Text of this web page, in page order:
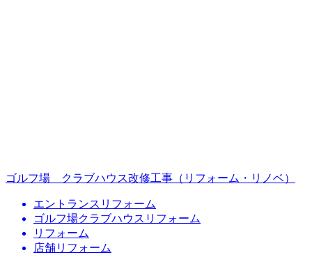
ゴルフ場 クラブハウス改修工事（リフォーム・リノベ）
エントランスリフォーム
ゴルフ場クラブハウスリフォーム
リフォーム
店舗リフォーム